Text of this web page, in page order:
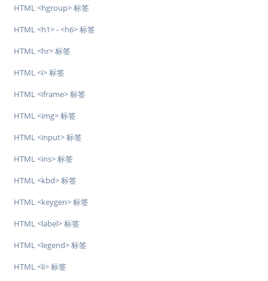
HTML <hgroup> 标签
HTML <h1> - <h6> 标签
HTML <hr> 标签
HTML <i> 标签
HTML <iframe> 标签
HTML <img> 标签
HTML <input> 标签
HTML <ins> 标签
HTML <kbd> 标签
HTML <keygen> 标签
HTML <label> 标签
HTML <legend> 标签
HTML <li> 标签